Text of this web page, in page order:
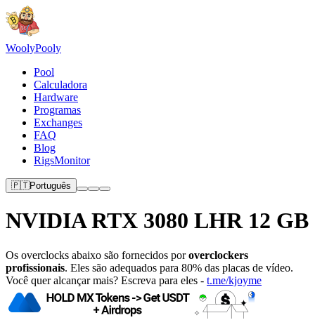
WoolyPooly
Pool
Calculadora
Hardware
Programas
Exchanges
FAQ
Blog
RigsMonitor
🇵🇹Português
NVIDIA RTX 3080 LHR 12 GB
Os overclocks abaixo são fornecidos poroverclockers
profissionais. Eles são adequados para 80% das placas de vídeo.
Você quer alcançar mais? Escreva para eles - t.me/kjoyme